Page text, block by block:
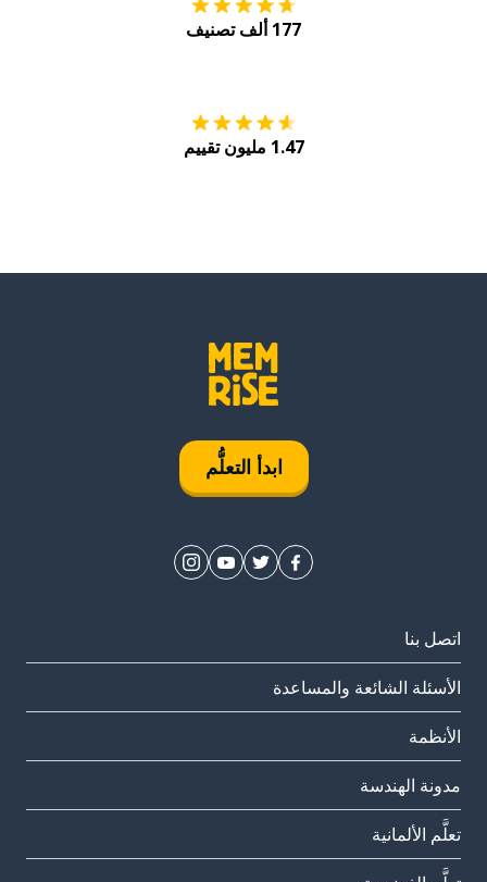
177 ألف تصنيف
1.47 مليون تقييم
ابدأ التعلُّم
اتصل بنا
الأسئلة الشائعة والمساعدة
الأنظمة
مدونة الهندسة
تعلَّم الألمانية